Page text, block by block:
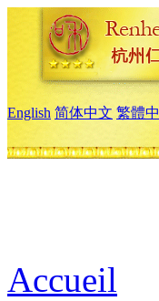
English 简体中文 繁體
Accueil